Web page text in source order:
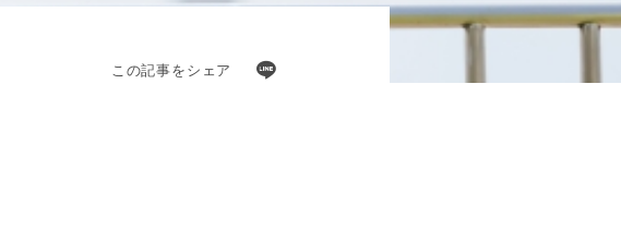
この記事をシェア